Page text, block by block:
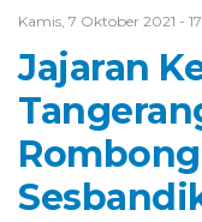
Kamis, 7 Oktober 2021 -
Jajaran